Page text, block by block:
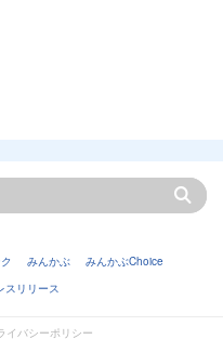
みんかぶ
みんかぶChoice
スリリース
イバシーポリシー